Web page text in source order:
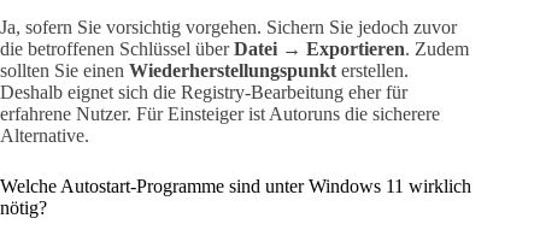
Ja, sofern Sie vorsichtig vorgehen. Sichern Sie jedoch zuvor
die betroffenen Schlüssel überDatei → Exportieren. Zudem
sollten Sie einen Wiederherstellungspunkterstellen.
Deshalb eignet sich die Registry-Bearbeitung eher für
erfahrene Nutzer. Für Einsteiger ist Autoruns die sicherere
Alternative.
Welche Autostart-Programme sind unter Windows 11 wirklich
nötig?